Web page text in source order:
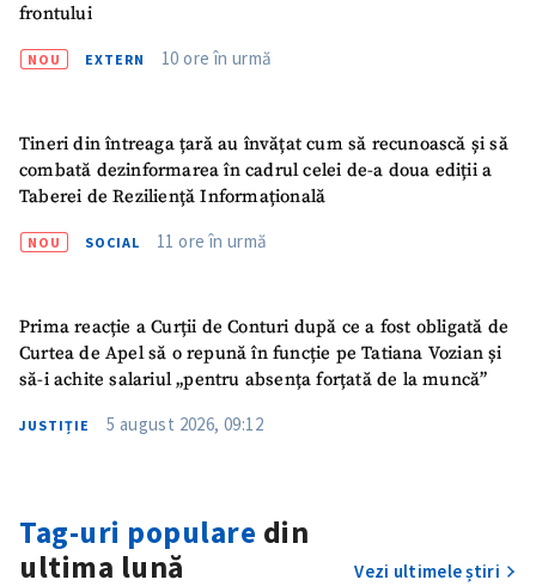
frontului
NOU EXTERN 10 ore în urmă
Tineri din întreaga țară au învățat cum să recunoască și să
combată dezinformarea în cadrul celei de-a doua ediții a
Taberei de Reziliență Informațională
NOU SOCIAL 11 ore în urmă
Prima reacție a Curții de Conturi după ce a fost obligată de
Curtea de Apel să o repună în funcție pe Tatiana Vozian și
să-i achite salariul „pentru absența forțată de la muncă”
JUSTIȚIE 5 august 2026, 09:12
Tag-uri populare din
ultima lună
Vezi ultimele știri
ȘTIREA MEA
Fotografie
+ Încarcă imagine
Link media+ Link media
Mesajul știrei
+ Mesajul știrei
Nume+ Numele meu